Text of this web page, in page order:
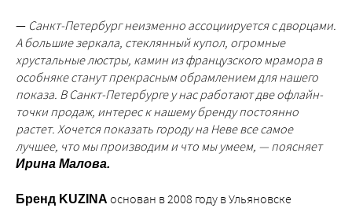
— Санкт-Петербург неизменно ассоциируется с дворцами.
А большие зеркала, стеклянный купол, огромные
хрустальные люстры, камин из французского мрамора в
особняке станут прекрасным обрамлением для нашего
показа. В Санкт-Петербурге у нас работают две офлайн-
точки продаж, интерес к нашему бренду постоянно
растет. Хочется показать городу на Неве все самое
лучшее, что мы производим и что мы умеем, — поясняет
Ирина Малова.
Бренд KUZINA основан в 2008 году в Ульяновске